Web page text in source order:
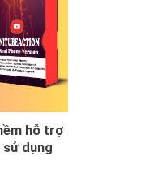
hỗ trợ
dụng